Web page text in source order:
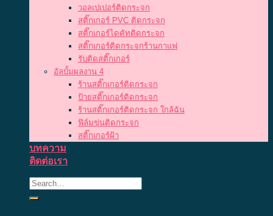
วอลเปเปอร์ติดกระจก
สติ๊กเกอร์ PVC ติดกระจก
สติ๊กเกอร์ไดคัทติดกระจก
สติ๊กเกอร์ติดกระจกร้านกาแฟ
รับติดสติ๊กเกอร์
อัลบั้มผลงาน 4
ร้านสติ๊กเกอร์ติดกระจก
ป้ายสติ๊กเกอร์ติดกระจก
ร้านสติ๊กเกอร์ติดกระจก ใกล้ฉัน
ฟิล์มขุ่นติดกระจก
สติ๊กเกอร์ฝ้า
บทความ
ติดต่อเรา